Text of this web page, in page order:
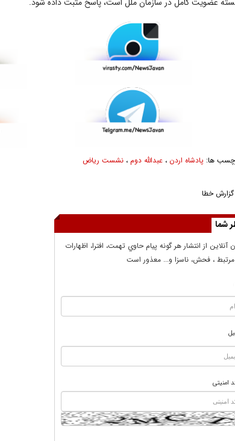
ها: پادشاه اردن ، عبدالله دوم، نشست ریاض
گزارش خطا
شما
آنلاين از انتشار هر گونه پيام حاوي تهمت، افترا، اظهارات
مرتبط ، فحش، ناسزا و... معذور است
امنیتی